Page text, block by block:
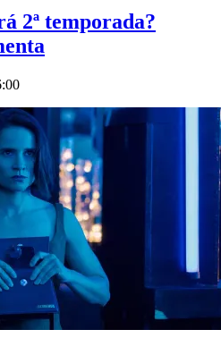
2ª temporada?